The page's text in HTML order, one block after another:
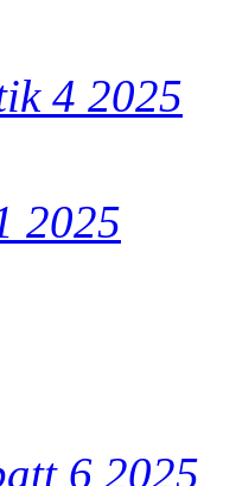
4 2025
2025
6 2025